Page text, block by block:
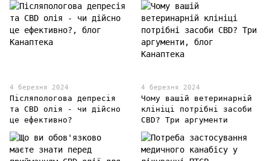
4 березня 2024
Післяпологова депресія
та CBD олія - чи дійсно
це ефективно?
4 березня 2024
Чому вашій ветеринарній
клініці потрібні засоби
CBD? Три аргументи